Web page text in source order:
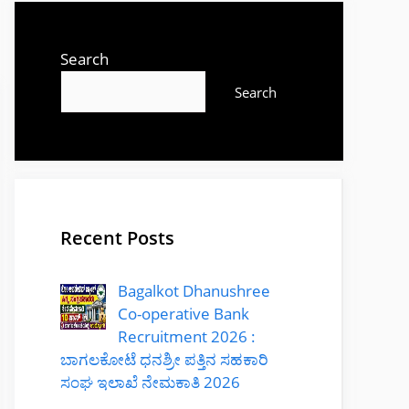
Search
Search
Recent Posts
Bagalkot Dhanushree
Co-operative Bank
Recruitment 2026 :
ಬಾಗಲಕೋಟೆ ಧನಶ್ರೀ ಪತ್ತಿನ ಸಹಕಾರಿ
ಸಂಘ ಇಲಾಖೆ ನೇಮಕಾತಿ 2026